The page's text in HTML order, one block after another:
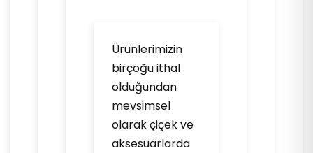
Ürünlerimizin
birçoğu ithal
olduğundan
mevsimsel
olarak çiçek ve
aksesuarlarda